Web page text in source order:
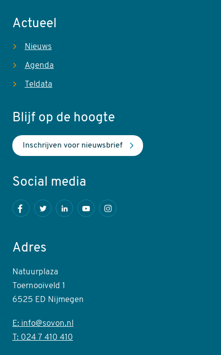
Actueel
Nieuws
Agenda
Teldata
Blijf op de hoogte
Inschrijven voor nieuwsbrief
Social media
Adres
Natuurplaza
Toernooiveld 1
6525 ED Nijmegen
E: info@sovon.nl
T: 024 7 410 410